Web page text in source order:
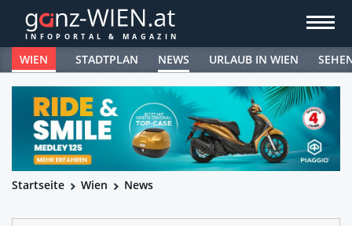
WIEN STADTPLAN NEWS URLAUB IN WIEN
Startseite Wien News